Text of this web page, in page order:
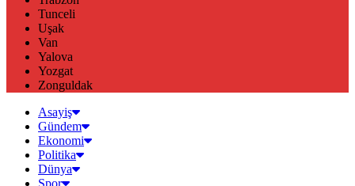
Tunceli
Uşak
Van
Yalova
Yozgat
Zonguldak
Asayiş
Gündem
Ekonomi
Politika
Dünya
Spor